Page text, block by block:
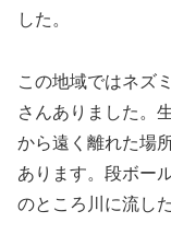
した。
この地域ではネズ
さんありました。
から遠く離れた場
あります。段ボー
のところ川に流し